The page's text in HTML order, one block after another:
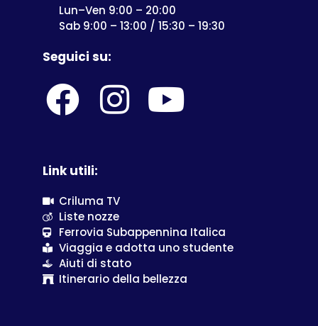
Lun–Ven 9:00 – 20:00
Sab 9:00 – 13:00 / 15:30 – 19:30
Seguici su:
Link utili:
Criluma TV
Liste nozze
Ferrovia Subappennina Italica
Viaggia e adotta uno studente
Aiuti di stato
Itinerario della bellezza